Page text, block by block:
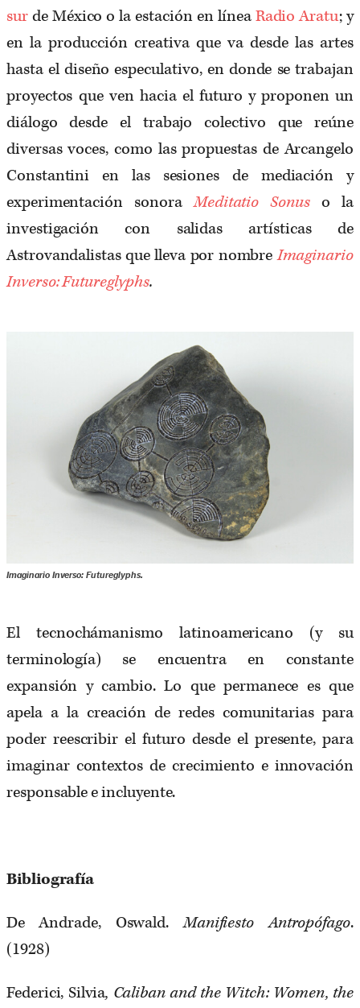
surde México o la estación en líneaRadio Aratu; y
en la producción creativa que va desde las artes
hasta el diseño especulativo, en donde se trabajan
proyectos que ven hacia el futuro y proponen un
diálogo desde el trabajo colectivo que reúne
diversas voces, como las propuestas de Arcangelo
Constantini en las sesiones de mediación y
experimentación sonoraMeditatio Sonus o la
investigación con salidas artísticas de
Astrovandalistas que lleva por nombreImaginario
Inverso: Futureglyphs.
Imaginario Inverso: Futureglyphs.
El tecnochámanismo latinoamericano (y su
terminología) se encuentra en constante
expansión y cambio. Lo que permanece es que
apela a la creación de redes comunitarias para
poder reescribir el futuro desde el presente, para
imaginar contextos de crecimiento e innovación
responsable e incluyente.
Bibliografía
De Andrade, Oswald.Manifiesto Antropófago.
(1928)
Federici, Silvia, Caliban and the Witch: Women, the